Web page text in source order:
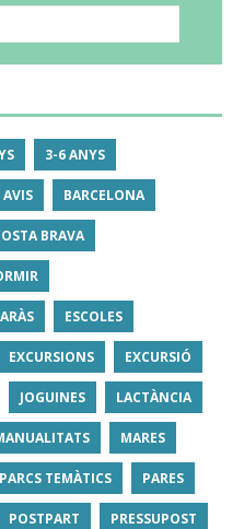
3-6 ANYS
AVIS BARCELONA
BRAVA
ESCOLES
EXCURSIONS EXCURSIÓ
JOGUINES LACTÀNCIA
MARES
PARCS TEMÀTICS PARES
POSTPART PRESSUPOST